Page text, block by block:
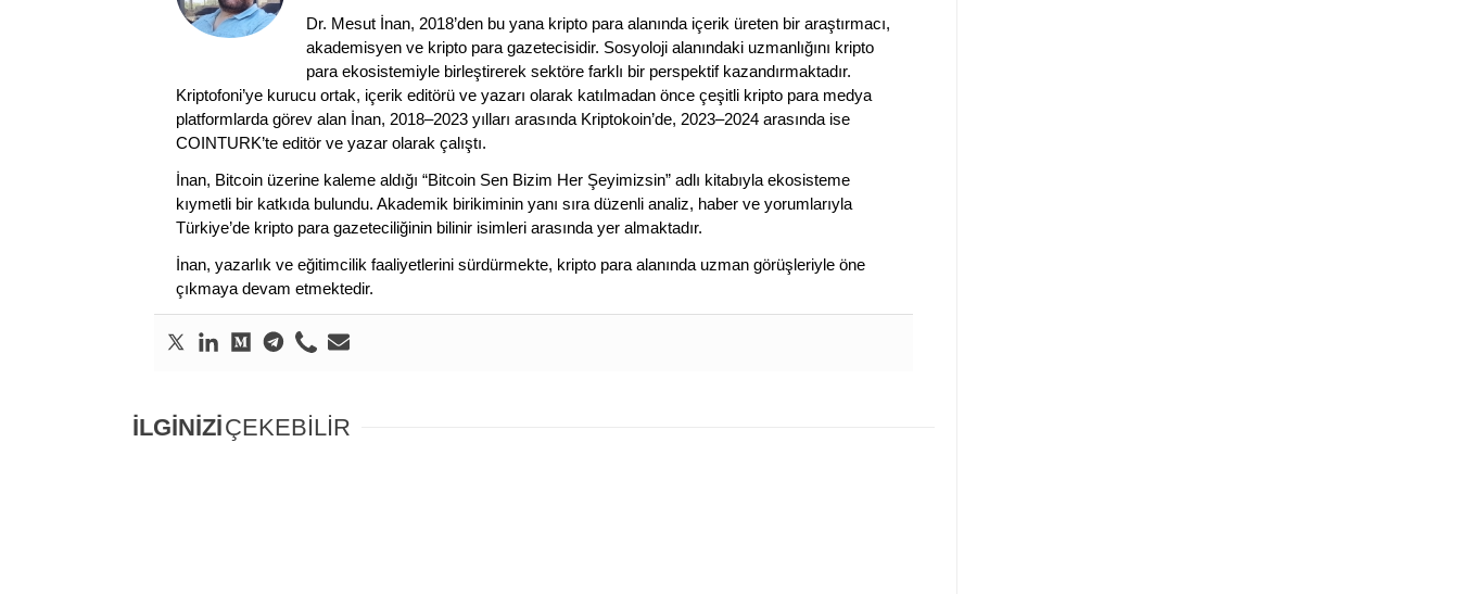
Dr. Mesut İnan, 2018’den bu yana kripto para alanında içerik üreten bir araştırmacı,
akademisyen ve kripto para gazetecisidir. Sosyoloji alanındaki uzmanlığını kripto
para ekosistemiyle birleştirerek sektöre farklı bir perspektif kazandırmaktadır.
Kriptofoni’ye kurucu ortak, içerik editörü ve yazarı olarak katılmadan önce çeşitli kripto para medya
platformlarda görev alan İnan, 2018–2023 yılları arasında Kriptokoin’de, 2023–2024 arasında ise
COINTURK’te editör ve yazar olarak çalıştı.
İnan, Bitcoin üzerine kaleme aldığı “Bitcoin Sen Bizim Her Şeyimizsin” adlı kitabıyla ekosisteme
kıymetli bir katkıda bulundu. Akademik birikiminin yanı sıra düzenli analiz, haber ve yorumlarıyla
Türkiye’de kripto para gazeteciliğinin bilinir isimleri arasında yer almaktadır.
İnan, yazarlık ve eğitimcilik faaliyetlerini sürdürmekte, kripto para alanında uzman görüşleriyle öne
çıkmaya devam etmektedir.
İLGİNİZİÇEKEBİLİR